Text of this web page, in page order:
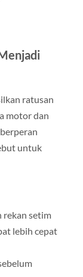
ratusan
motor dan
untuk
rekan setim
lebih cepat